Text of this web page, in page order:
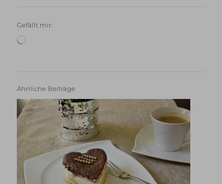
Gefällt mir:
Ähnliche Beiträge